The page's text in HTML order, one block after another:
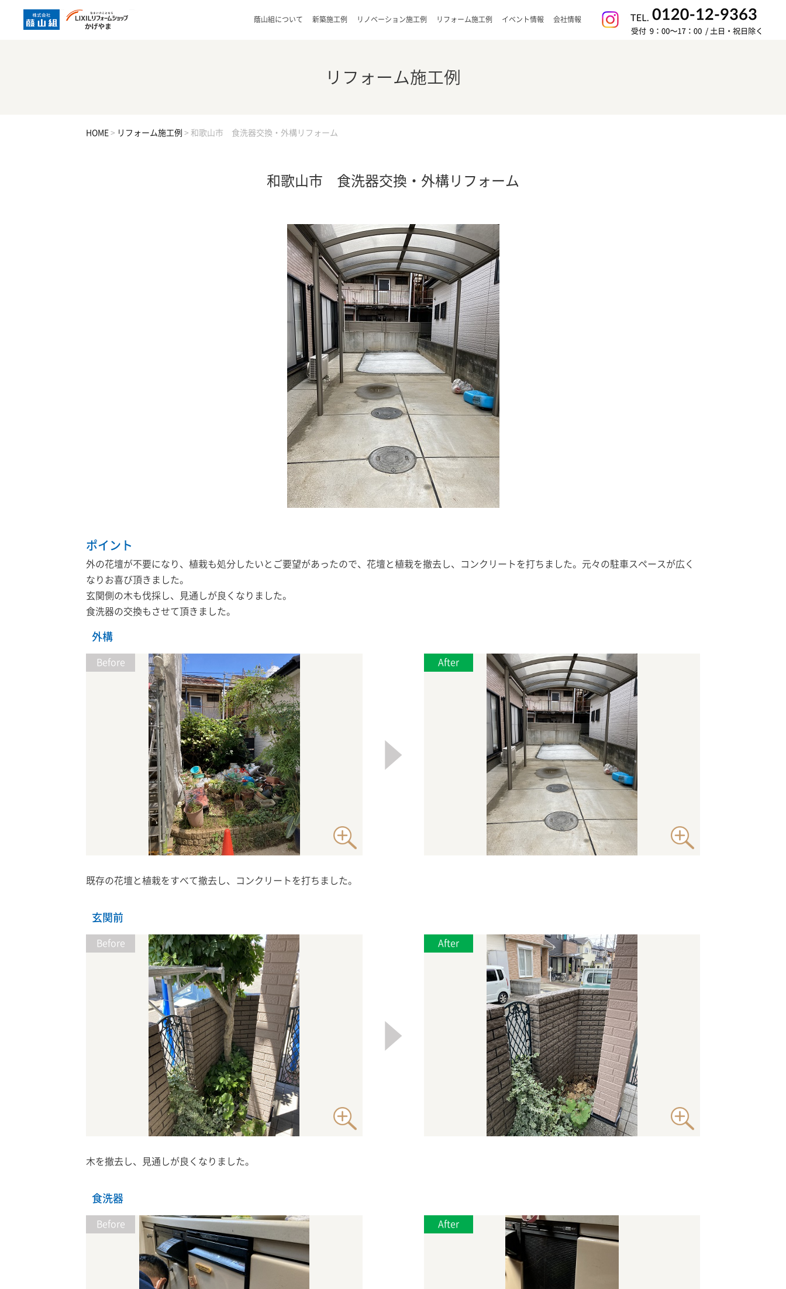
蔭山組について 新築施工例 リノベーション施工例 リフォーム施工例 イベント情報 会社情報
リフォーム施工例
HOME > リフォーム施工例 > 和歌山市 食洗器交換・外構リフォーム
和歌山市 食洗器交換・外構リフォーム
ポイント
外の花壇が不要になり、植栽も処分したいとご要望があったので、花壇と植栽を撤去し、コンクリートを打ちました。元々の駐車スペースが広く
なりお喜び頂きました。
玄関側の木も伐採し、見通しが良くなりました。
食洗器の交換もさせて頂きました。
外構
既存の花壇と植栽をすべて撤去し、コンクリートを打ちました。
玄関前
木を撤去し、見通しが良くなりました。
食洗器